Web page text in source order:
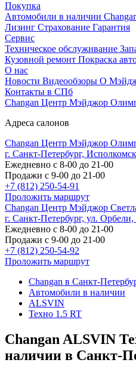
Покупка
Автомобили в наличии
Лизинг Страхование Гарантия
Сервис
Техническое обслуживание
Кузовной ремонт Покраска
О нас
Новости Видеообзоры О
Контакты в СПб
Changan Центр Мэйджор
Адреса салонов
Changan Центр Мэйджор
г. Санкт-Петербург,
Ежедневно с 8-00 до 21-00
Продажи с 9-00 до 21-00
+7 (812) 250-54-91
Проложить маршрут
Changan Центр Мэйджор
г. Санкт-Петербург, ул. Орбели,
Ежедневно с 8-00 до 21-00
Продажи с 9-00 до 21-00
+7 (812) 250-54-92
Проложить маршрут
Changan в Санкт-
Автомобили в наличии
ALSVIN
Техно 1.5 RT
Changan ALSVIN
наличии в Санкт-